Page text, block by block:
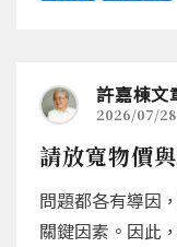
許嘉棟文
2026/07/28
請放寬物價
問題都各有導因
關鍵因素。因此